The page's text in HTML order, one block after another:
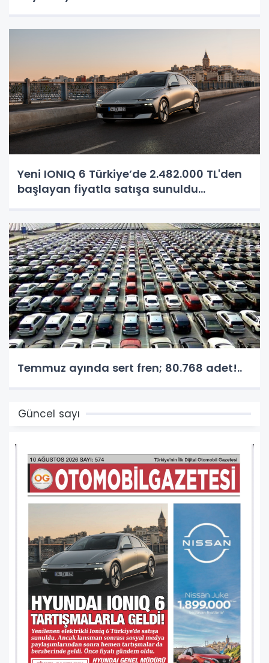
Yeni IONIQ 6 Türkiye’de 2.482.000 TL'den
başlayan fiyatla satışa sunuldu...
Temmuz ayında sert fren; 80.768 adet!..
Güncel sayı